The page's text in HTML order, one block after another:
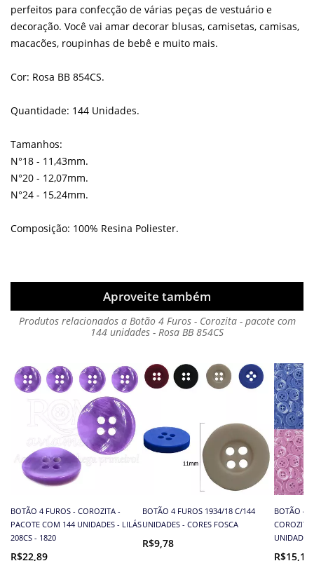
perfeitos para confecção de várias peças de vestuário e
decoração. Você vai amar decorar blusas, camisetas, camisas,
macacões, roupinhas de bebê e muito mais.
Cor: Rosa BB 854CS.
Quantidade: 144 Unidades.
Tamanhos:
N°18 - 11,43mm.
N°20 - 12,07mm.
N°24 - 15,24mm.
Composição: 100% Resina Poliester.
Aproveite também
Produtos relacionados a Botão 4 Furos - Corozita - pacote com
144 unidades - Rosa BB 854CS
BOTÃO 4 FUROS - COROZITA -
PACOTE COM 144 UNIDADES - LILÁS
208CS - 1820
R$22,89
BOTÃO 4 FUROS 1934/18 C/144
UNIDADES - CORES FOSCA
R$9,78
BOTÃO 4
UNIDADES
R$15,18